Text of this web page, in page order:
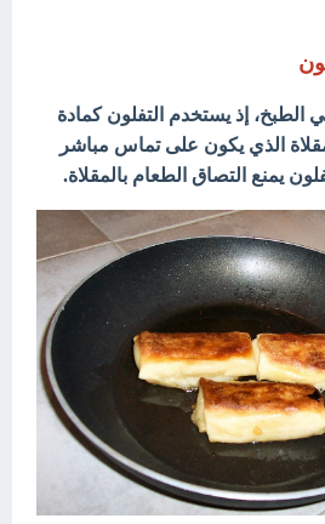
الطبخ، إذ يستخدم التفلون كمادة
الذي يكون على تماس مباشر
يمنع التصاق الطعام بالمقلاة.